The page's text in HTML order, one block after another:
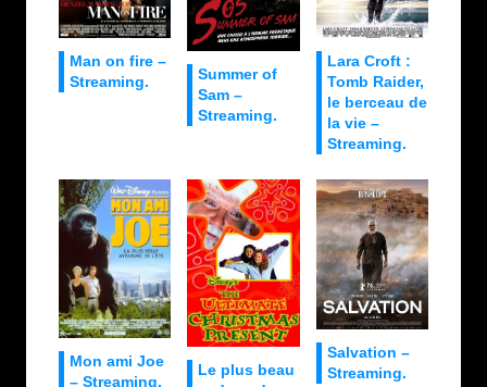
Man on fire –
Streaming.
Summer of
Sam –
Streaming.
Lara Croft :
Tomb Raider,
le berceau de
la vie –
Streaming.
Mon ami Joe
– Streaming.
Le plus beau
Salvation –
Streaming.